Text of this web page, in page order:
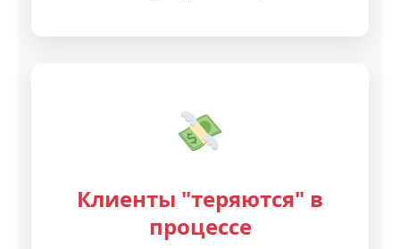
Клиенты "теряются" в
процессе